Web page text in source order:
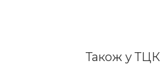
Також у ТЦК